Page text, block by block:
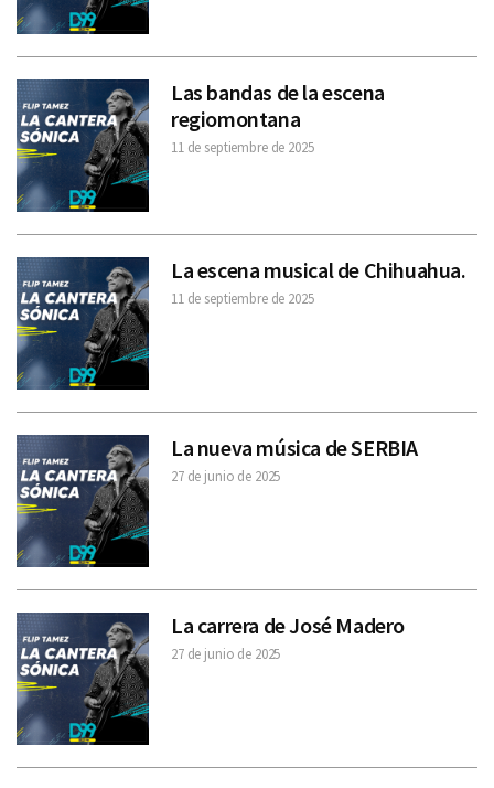
Las bandas de la escena
regiomontana
11 de septiembre de 2025
La escena musical de Chihuahua.
11 de septiembre de 2025
La nueva música de SERBIA
27 de junio de 2025
La carrera de José Madero
27 de junio de 2025